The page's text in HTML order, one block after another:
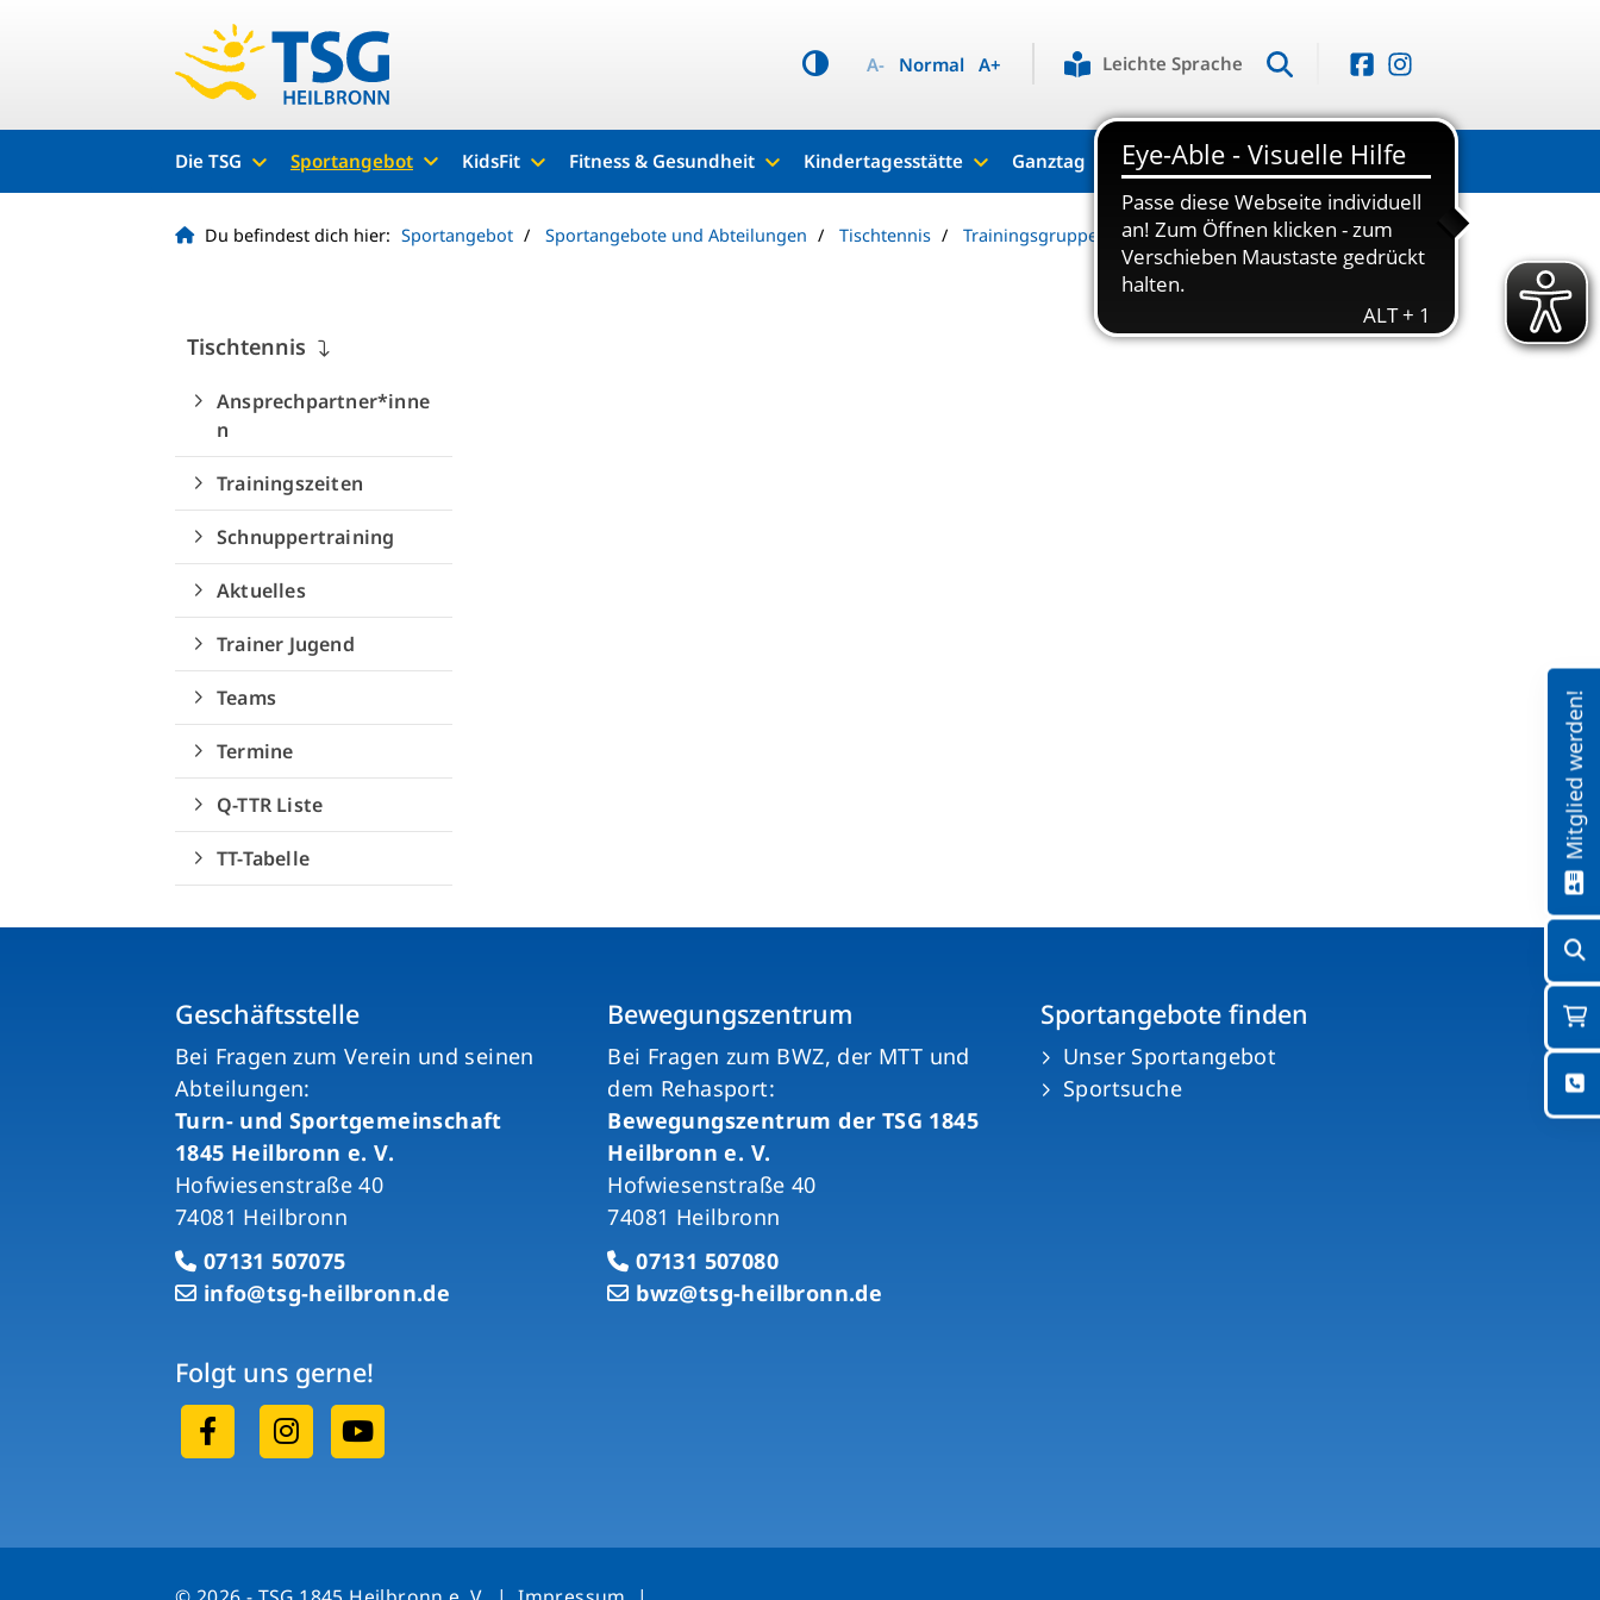
A- Normal A+ Leichte Sprache
Die TSG Sportangebot KidsFit Fitness & Gesundheit Kindertagesstätte Ganztag Kontakt
Du befindest dich hier: Sportangebot Sportangebote und Abteilungen Tischtennis Trainingsgruppen Jugend U13-Gruppe
Tischtennis
Ansprechpartner*inne
n
Trainingszeiten
Schnuppertraining
Aktuelles
Trainer Jugend
Teams
Termine
Q-TTR Liste
TT-Tabelle
Geschäftsstelle
Bei Fragen zum Verein und seinen
Abteilungen:
Turn- und Sportgemeinschaft
1845 Heilbronn e. V.
Hofwiesenstraße 40
74081 Heilbronn
07131 507075
info@tsg-heilbronn.de
Bewegungszentrum
Bei Fragen zum BWZ, der MTT und
dem Rehasport:
Bewegungszentrum der TSG 1845
Heilbronn e. V.
Hofwiesenstraße 40
74081 Heilbronn
07131 507080
bwz@tsg-heilbronn.de
Sportangebote finden
Unser Sportangebot
Sportsuche
Folgt uns gerne!
Mitglied werden!
Quicklinks
Sportangebote finden
Sportsuche
Ausfälle und Vertretungen
Deutsches Sportabzeichen